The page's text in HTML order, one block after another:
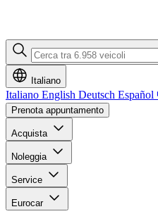
Italiano
Italiano English Deutsch Español
Prenota appuntamento
Acquista
Noleggia
Service
Eurocar